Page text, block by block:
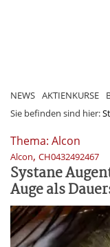
NEWS AKTIENKURSE
Sie befinden sind hier:
Thema: Alcon
Alcon, CH0432492467
Systane
Auge als